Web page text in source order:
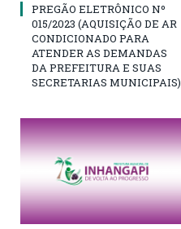
PREGÃO ELETRÔNICO Nº
015/2023 (AQUISIÇÃO DE AR
CONDICIONADO PARA
ATENDER AS DEMANDAS
DA PREFEITURA E SUAS
SECRETARIAS MUNICIPAIS)